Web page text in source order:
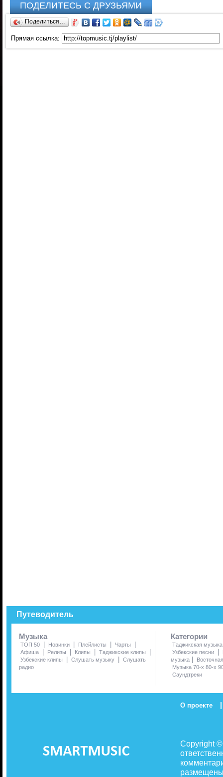
ПОДЕЛИТЕСЬ С ДРУЗЬЯМИ
Поделиться…
Прямая ссылка:
Путеводитель
Музыка
ТОП 50 | Новинки | Плейлисты | Чарты |
Афиша | Релизы | Клипы | Таджикские клипы |
Узбекские клипы | Слушать музыку | Слушать
радио
Категории
Таджикская музыка
Узбекские песни
|
музыка |
Музыка 70-х 80-х
Саундтреки
О проекте |
Copyright
размещены